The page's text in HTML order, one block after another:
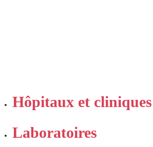
Hôpitaux et cliniques
Laboratoires